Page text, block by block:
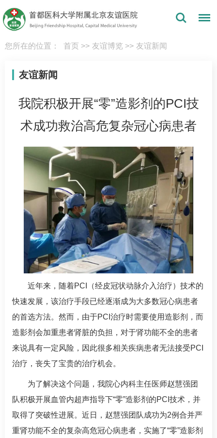
您所在的位置： 首页 >> 友谊博览 >> 友谊新闻
友谊新闻
我院积极开展“零”造影剂的PCI技
术成功救治高危复杂冠心病患者
近年来，随着PCI（经皮冠状动脉介入治疗）技术的
快速发展，该治疗手段已经逐渐成为大多数冠心病患者
的首选方法。然而，由于PCI治疗时需要使用造影剂，而
造影剂会加重患者肾脏的负担，对于肾功能不全的患者
来说具有一定风险，因此很多相关疾病患者无法接受PCI
治疗，丧失了宝贵的治疗机会。
为了解决这个问题，我院心内科主任医师赵慧强团
队积极开展血管内超声指导下“零”造影剂的PCI技术，并
取得了突破性进展。近日， 赵慧强团队成功为2例合并严
重肾功能不全的复杂高危冠心病患者，实施了“零”造影剂